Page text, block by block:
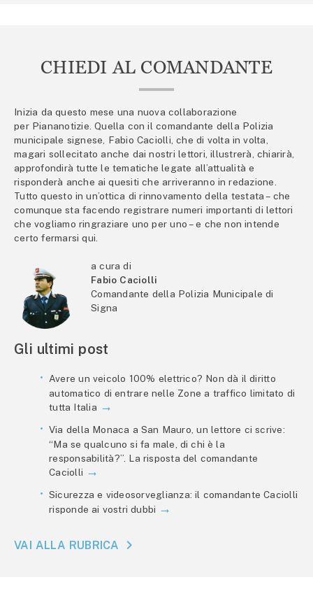
CHIEDI AL COMANDANTE
Inizia da questo mese una nuova collaborazione
per Piananotizie. Quella con il comandante della Polizia
municipale signese, Fabio Caciolli, che di volta in volta,
magari sollecitato anche dai nostri lettori, illustrerà, chiarirà,
approfondirà tutte le tematiche legate all’attualità e
risponderà anche ai quesiti che arriveranno in redazione.
Tutto questo in un’ottica di rinnovamento della testata – che
comunque sta facendo registrare numeri importanti di lettori
che vogliamo ringraziare uno per uno – e che non intende
certo fermarsi qui.
a cura di
Fabio Caciolli
Comandante della Polizia Municipale di
Signa
Gli ultimi post
Avere un veicolo 100% elettrico? Non dà il diritto
automatico di entrare nelle Zone a traffico limitato di
tutta Italia
Via della Monaca a San Mauro, un lettore ci scrive:
“Ma se qualcuno si fa male, di chi è la
responsabilità?”. La risposta del comandante
Caciolli
Sicurezza e videosorveglianza: il comandante Caciolli
risponde ai vostri dubbi
VAI ALLA RUBRICA